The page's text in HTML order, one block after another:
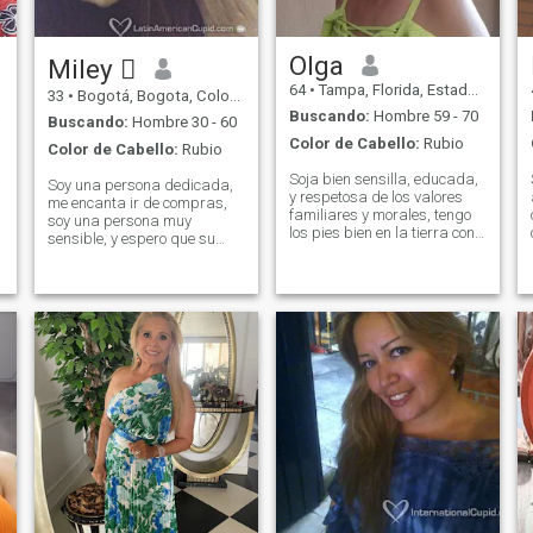
Miley 
33 • Bogotá, Bogota, Colombia
Buscando: Hombre 30 - 60
Color de Cabello: Rubio
Soy una persona dedicada,
me encanta ir de compras,
soy una persona muy
sensible, y espero que su
muy romántica! Me gusta
soñar con la felicidad! Busco
mi compañero de vida con
quien viviré en felicidad,
amor, comprensión, respeto…
Soy joven, enérgica, elegante
y con tacto… Alguien puede
decir que soy perfecta
mientras me mira a mí o a
mis fotos. Pero es más
importante para mí saber
que una persona dice más
sobre mi ser interior, sobre
mi alma, características
Olga
64 • Tampa, Florida, Estados Unidos
Buscando: Hombre 59 - 70
Color de Cabello: Rubio
Soja bien sensilla, educada,
y respetosa de los valores
familiares y morales, tengo
los pies bien en la tierra con
alegría de vivir hasta en las
circunstancias malas como
en las buenas. Soy bien
sincera y no me gusta el
drama por lo que creo en la
buena comunicacion. Me
enplanta escuchar y ayudar
a los demas. Me parece que
se ha realizado en todos los
aspectos de mi vida y gozo
de buena salud, lo que me he
desfrutar a plenitud todos
esos pequenos detalles que